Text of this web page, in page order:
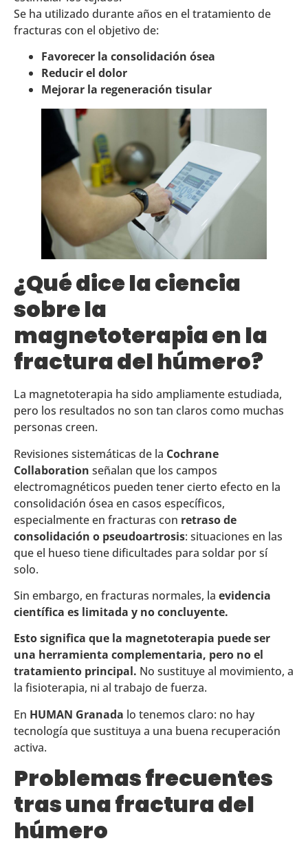
Se ha utilizado durante años en el tratamiento de
fracturas con el objetivo de:
Favorecer la consolidación ósea
Reducir el dolor
Mejorar la regeneración tisular
¿Qué dice la ciencia
sobre la
magnetoterapia en la
fractura del húmero?
La magnetoterapia ha sido ampliamente estudiada,
pero los resultados no son tan claros como muchas
personas creen.
Revisiones sistemáticas de la Cochrane
Collaboration señalan que los campos
electromagnéticos pueden tener cierto efecto en la
consolidación ósea en casos específicos,
especialmente en fracturas con retraso de
consolidación o pseudoartrosis: situaciones en las
que el hueso tiene dificultades para soldar por sí
solo.
Sin embargo, en fracturas normales, la evidencia
científica es limitada y no concluyente.
Esto significa que la magnetoterapia puede ser
una herramienta complementaria, pero no el
tratamiento principal. No sustituye al movimiento, a
la fisioterapia, ni al trabajo de fuerza.
En HUMAN Granada lo tenemos claro: no hay
tecnología que sustituya a una buena recuperación
activa.
Problemas frecuentes
tras una fractura del
húmero